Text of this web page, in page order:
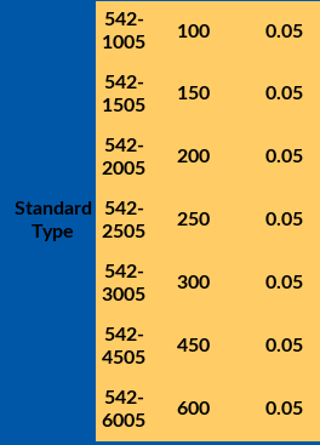
Standard
Type
542-
1005
100 0.05
542-
1505
150 0.05
542-
2005
200 0.05
542-
2505
250 0.05
542-
3005
300 0.05
542-
4505
450 0.05
542-
6005
600 0.05